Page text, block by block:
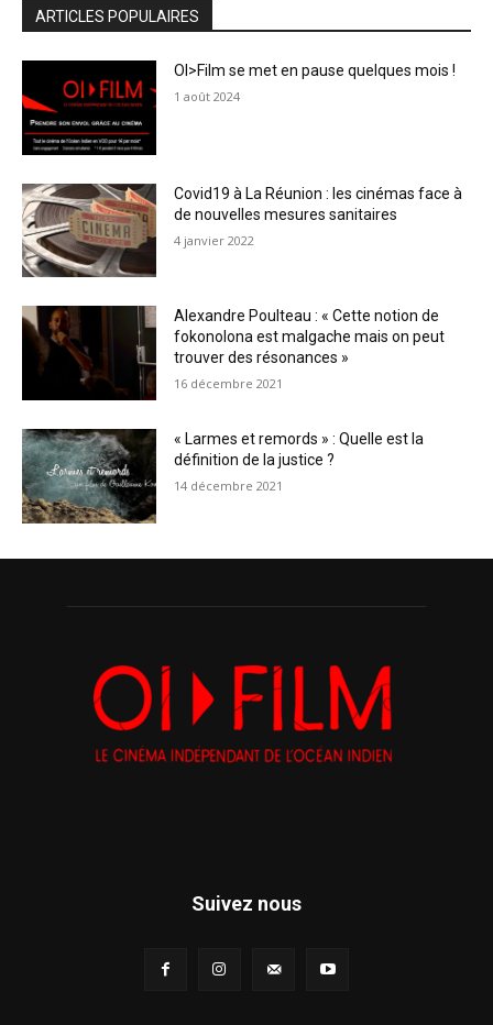
ARTICLES POPULAIRES
OI>Film se met en pause quelques mois !
1 août 2024
Covid19 à La Réunion : les cinémas face à
de nouvelles mesures sanitaires
4 janvier 2022
Alexandre Poulteau : « Cette notion de
fokonolona est malgache mais on peut
trouver des résonances »
16 décembre 2021
« Larmes et remords » : Quelle est la
définition de la justice ?
14 décembre 2021
Suivez nous